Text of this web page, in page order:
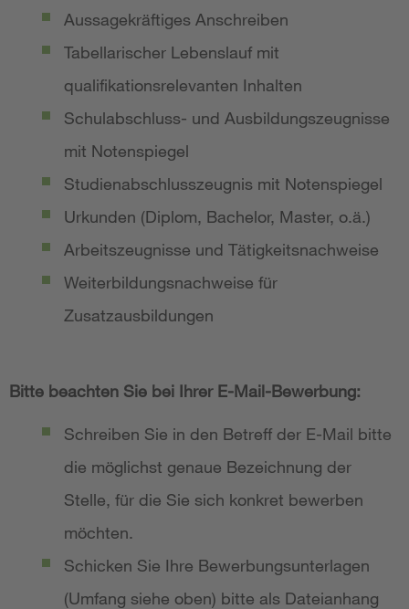
Aussagekräftiges Anschreiben
Tabellarischer Lebenslauf mit
qualifikationsrelevanten Inhalten
Schulabschluss- und Ausbildungszeugnisse
mit Notenspiegel
Studienabschlusszeugnis mit Notenspiegel
Urkunden (Diplom, Bachelor, Master, o.ä.)
Arbeitszeugnisse und Tätigkeitsnachweise
Weiterbildungsnachweise für
Zusatzausbildungen
Bitte beachten Sie bei Ihrer E-Mail-Bewerbung:
Schreiben Sie in den Betreff der E-Mail bitte
die möglichst genaue Bezeichnung der
Stelle, für die Sie sich konkret bewerben
möchten.
Schicken Sie Ihre Bewerbungsunterlagen
(Umfang siehe oben) bitte als Dateianhang